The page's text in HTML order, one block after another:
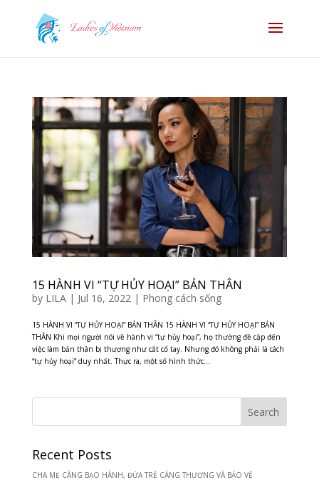
15 HÀNH VI “TỰ HỦY HOẠI” BẢN THÂN
by LILA| Jul 16, 2022| Phong cách sống
15 HÀNH VI “TỰ HỦY HOẠI” BẢN THÂN 15 HÀNH VI “TỰ HỦY HOẠI” BẢN
THÂN Khi mọi người nói về hành vi “tự hủy hoại”, họ thường đề cập đến
việc làm bản thân bị thương như cắt cổ tay. Nhưng đó không phải là cách
“tự hủy hoại” duy nhất. Thực ra, một số hình thức...
Recent Posts
CHA MẸ CÀNG BẠO HÀNH, ĐỨA TRẺ CÀNG THƯƠNG VÀ BẢO VỆ